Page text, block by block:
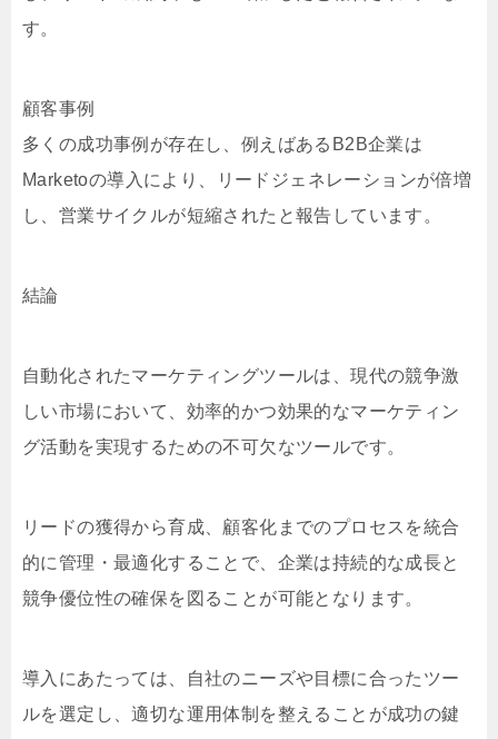
す。
顧客事例
多くの成功事例が存在し、例えばあるB2B企業は
Marketoの導入により、リードジェネレーションが倍増
し、営業サイクルが短縮されたと報告しています。
結論
自動化されたマーケティングツールは、現代の競争激
しい市場において、効率的かつ効果的なマーケティン
グ活動を実現するための不可欠なツールです。
リードの獲得から育成、顧客化までのプロセスを統合
的に管理・最適化することで、企業は持続的な成長と
競争優位性の確保を図ることが可能となります。
導入にあたっては、自社のニーズや目標に合ったツー
ルを選定し、適切な運用体制を整えることが成功の鍵